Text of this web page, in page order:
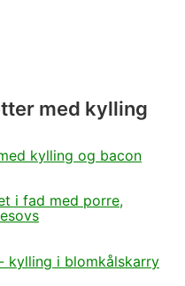
med kylling
kylling og bacon
i fad med porre,
kylling i blomkålskarry